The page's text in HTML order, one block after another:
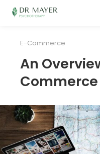
E-Commerce
An